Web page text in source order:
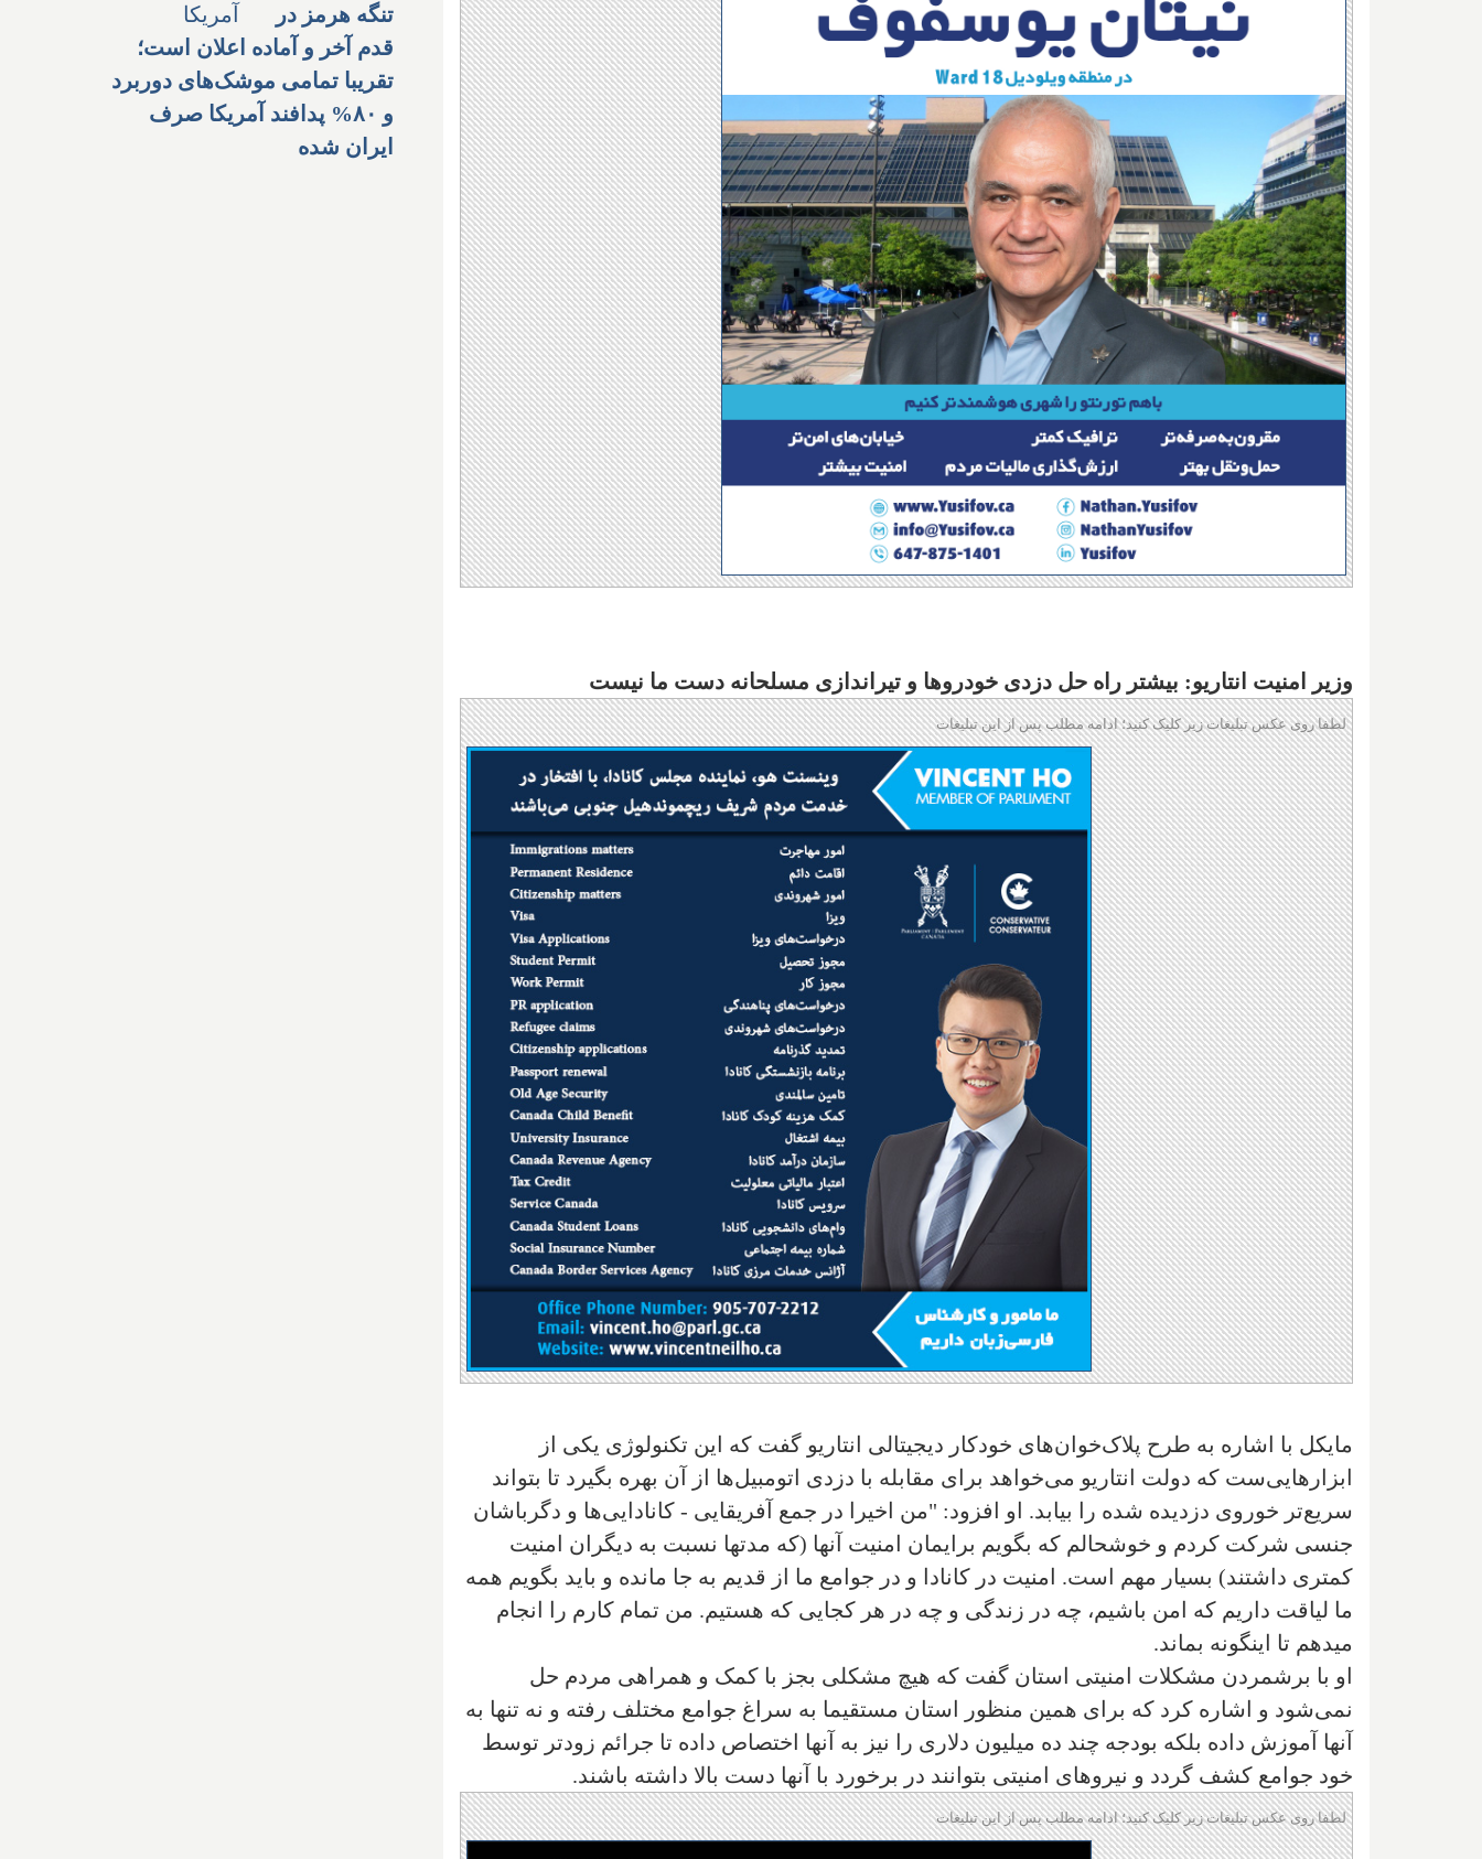
وزیر امنیت انتاریو: بیشتر راه حل دزدی خودروها و تیراندازی مسلحانه دست ما نیست
لطفا روی عکس تبلیغات زیر کلیک کنید؛ ادامه مطلب پس از این تبلیغات
مایکل با اشاره به طرح پلاک‌خوان‌های خودکار دیجیتالی انتاریو گفت که این تکنولوژی یکی از
ابزارهایی‌ست که دولت انتاریو می‌خواهد برای مقابله با دزدی اتومبیل‌ها از آن بهره بگیرد تا بتواند
سریع‌تر خوروی دزدیده شده را بیابد. او افزود: "من اخیرا در جمع آفریقایی - کانادایی‌ها و دگرباشان
جنسی شرکت کردم و خوشحالم که بگویم برایمان امنیت آنها (که مدتها نسبت به دیگران امنیت
کمتری داشتند) بسیار مهم است. امنیت در کانادا و در جوامع ما از قدیم به جا مانده و باید بگویم همه
ما لیاقت داریم که امن باشیم، چه در زندگی و چه در هر کجایی که هستیم. من تمام کارم را انجام
میدهم تا اینگونه بماند.
او با برشمردن مشکلات امنیتی استان گفت که هیچ مشکلی بجز با کمک و همراهی مردم حل
نمی‌شود و اشاره کرد که برای همین منظور استان مستقیما به سراغ جوامع مختلف رفته و نه تنها به
آنها آموزش داده بلکه بودجه چند ده میلیون دلاری را نیز به آنها اختصاص داده تا جرائم زودتر توسط
خود جوامع کشف گردد و نیروهای امنیتی بتوانند در برخورد با آنها دست بالا داشته باشند.
لطفا روی عکس تبلیغات زیر کلیک کنید؛ ادامه مطلب پس از این تبلیغات
تنگه هرمز در
قدم آخر و آماده اعلان است؛
تقریبا تمامی موشک‌های دوربرد
و ۸۰% پدافند آمریکا صرف
ایران شده